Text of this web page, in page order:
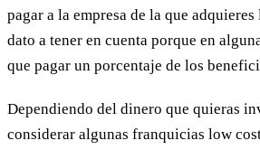
pagar a la empresa de la que
dato a tener en cuenta porque en
que pagar un porcentaje de los
Dependiendo del dinero que quieras
considerar algunas franquicias low